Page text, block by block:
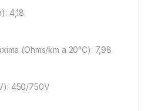
4,18
(Ohms/km a 20°C): 7,98
450/750V